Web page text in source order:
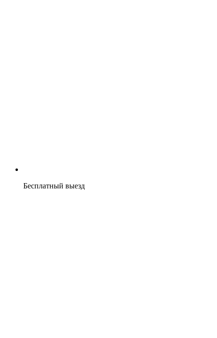
Бесплатный выезд